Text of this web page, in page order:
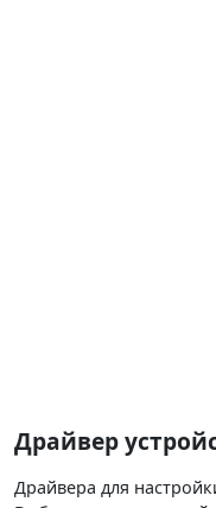
Драйвер
Драйвера для